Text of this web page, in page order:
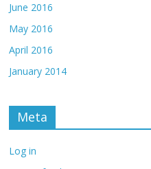
June 2016
May 2016
April 2016
January 2014
Meta
Log in